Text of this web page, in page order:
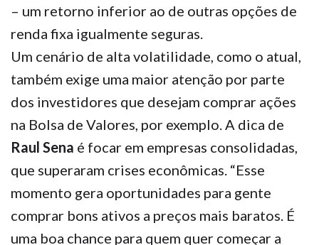
– um retorno inferior ao de outras opções de
renda fixa igualmente seguras.
Um cenário de alta volatilidade, como o atual,
também exige uma maior atenção por parte
dos investidores que desejam comprar ações
na Bolsa de Valores, por exemplo. A dica de
Raul Sena é focar em empresas consolidadas,
que superaram crises econômicas. “Esse
momento gera oportunidades para gente
comprar bons ativos a preços mais baratos. É
uma boa chance para quem quer começar a